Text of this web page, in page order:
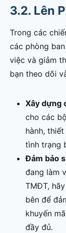
3.2. Lên
Trong các
các phòng
việc và giảm
bạn theo dõi
Xây dựng
cho các
hành,
tình trạng
Đảm bảo
đang làm
TMĐT,
bên để
khuyến
đầy đủ.